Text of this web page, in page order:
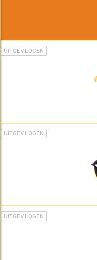
UITGEVLOGEN
UITGEVLOGEN
UITGEVLOGEN